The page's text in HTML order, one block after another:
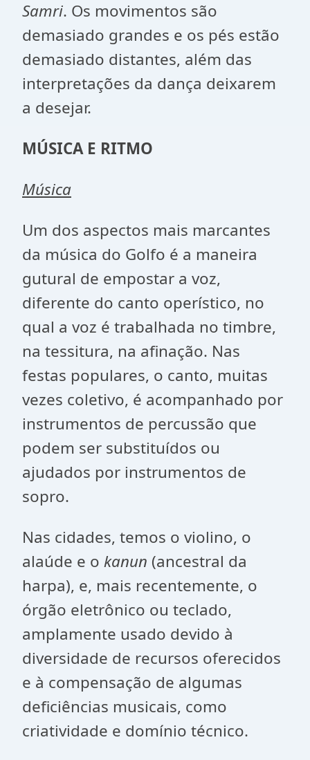
Samri. Os movimentos são
demasiado grandes e os pés estão
demasiado distantes, além das
interpretações da dança deixarem
a desejar.
MÚSICA E RITMO
Música
Um dos aspectos mais marcantes
da música do Golfo é a maneira
gutural de empostar a voz,
diferente do canto operístico, no
qual a voz é trabalhada no timbre,
na tessitura, na afinação. Nas
festas populares, o canto, muitas
vezes coletivo, é acompanhado por
instrumentos de percussão que
podem ser substituídos ou
ajudados por instrumentos de
sopro.
Nas cidades, temos o violino, o
alaúde e o kanun (ancestral da
harpa), e, mais recentemente, o
órgão eletrônico ou teclado,
amplamente usado devido à
diversidade de recursos oferecidos
e à compensação de algumas
deficiências musicais, como
criatividade e domínio técnico.